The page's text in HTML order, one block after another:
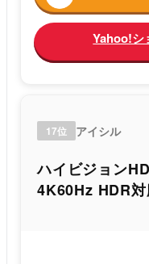
Yahoo!シ
17位 アイシル
ハイビジョン
4K60Hz HDR対